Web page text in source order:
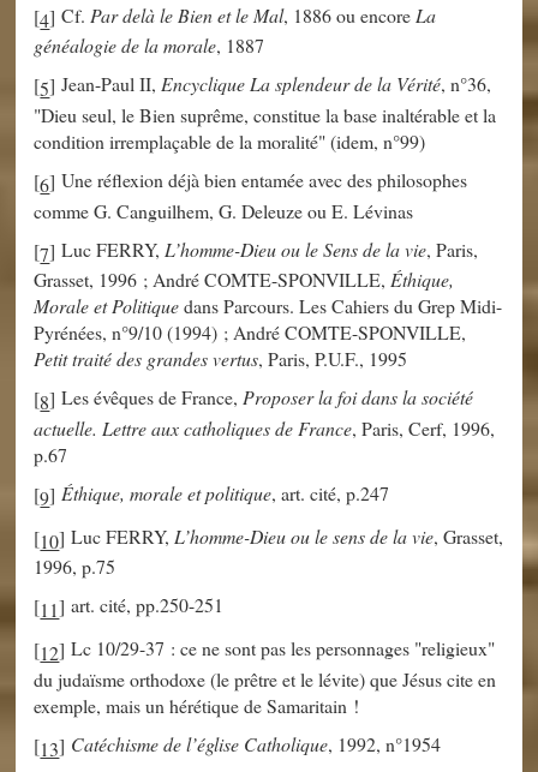
[4]Cf. Par delà le Bien et le Mal, 1886 ou encore La
généalogie de la morale, 1887
[5]Jean-Paul II,Encyclique La splendeur de la Vérité, n°36,
"Dieu seul, le Bien suprême, constitue la base inaltérable et la
condition irremplaçable de la moralité" (idem, n°99)
[6]Une réflexion déjà bien entamée avec des philosophes
comme G. Canguilhem, G. Deleuze ou E. Lévinas
[7]Luc FERRY, L’homme-Dieu ou le Sens de la vie, Paris,
Grasset, 1996 ; André COMTE-SPONVILLE,Éthique,
Morale et Politiquedans Parcours. Les Cahiers du Grep Midi-
Pyrénées, n°9/10 (1994) ; André COMTE-SPONVILLE,
Petit traité des grandes vertus, Paris, P.U.F., 1995
[8]Les évêques de France,Proposer la foi dans la société
actuelle. Lettre aux catholiques de France, Paris, Cerf, 1996,
p.67
[9]Éthique, morale et politique, art. cité, p.247
[10]Luc FERRY, L’homme-Dieu ou le sens de la vie, Grasset,
1996, p.75
[11]art. cité, pp.250-251
[12]Lc 10/29-37 : ce ne sont pas les personnages "religieux"
du judaïsme orthodoxe (le prêtre et le lévite) que Jésus cite en
exemple, mais un hérétique de Samaritain !
[13] Catéchisme de l’église Catholique, 1992, n°1954